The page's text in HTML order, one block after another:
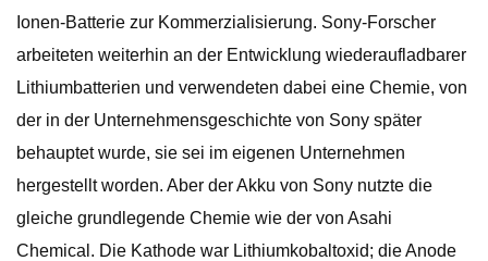
Ionen-Batterie zur Kommerzialisierung. Sony-Forscher
arbeiteten weiterhin an der Entwicklung wiederaufladbarer
Lithiumbatterien und verwendeten dabei eine Chemie, von
der in der Unternehmensgeschichte von Sony später
behauptet wurde, sie sei im eigenen Unternehmen
hergestellt worden. Aber der Akku von Sony nutzte die
gleiche grundlegende Chemie wie der von Asahi
Chemical. Die Kathode war Lithiumkobaltoxid; die Anode